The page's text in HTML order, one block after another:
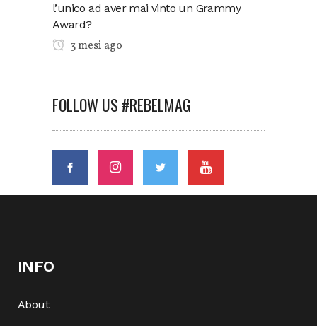
l’unico ad aver mai vinto un Grammy
Award?
3 mesi ago
FOLLOW US #REBELMAG
INFO
About